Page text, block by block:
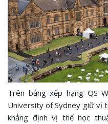
Trên bảng xếp hạng QS
University of Sydney giữ vị
khẳng định vị thế học